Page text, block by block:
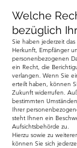
Welche
bezüglich
Sie haben jederzeit
Herkunft, Empfänger
personenbezogenen
ein Recht, die
verlangen. Wenn Sie
erteilt haben, können
Zukunft widerrufen.
bestimmten
Ihrer
steht Ihnen ein
Aufsichtsbehörde zu.
Hierzu sowie zu
können Sie sich